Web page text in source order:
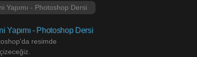
Yapımı - Photoshop Dersi
resimde